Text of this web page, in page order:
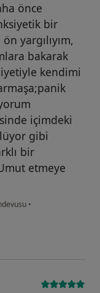
önce
bir
yargılıyım,
bakarak
kendimi
içimdeki
gibi
bir
etmeye
•